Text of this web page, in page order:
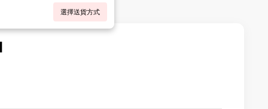
選擇送貨方式